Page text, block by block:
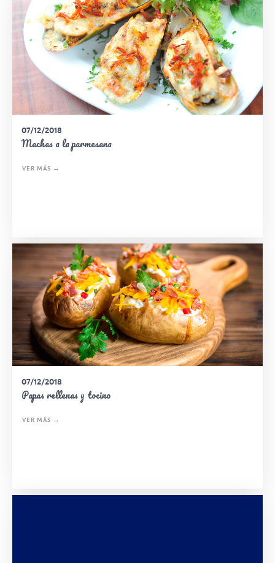
07/12/2018
Machas a la parmesana
VER MÁS →
07/12/2018
Papas rellenas y tocino
VER MÁS →